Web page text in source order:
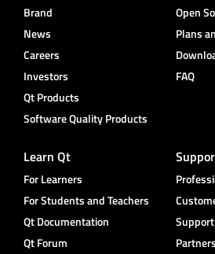
Brand
News
Careers
Investors
Qt Products
Software Quality Products
Open
Plans
FAQ
Learn Qt
For Learners
For Students and Teachers
Qt Documentation
Qt Forum
Partners